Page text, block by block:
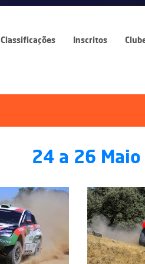
Classificações Inscritos
24 a 26